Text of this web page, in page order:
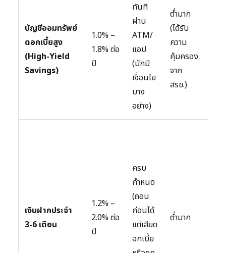
บัญชีออมทรัพย์
ดอกเบี้ยสูง
(High-Yield
Savings)
1.0% –
1.8% ต่อ
ปี
ทันที
ผ่าน
ATM/
แอป
(มักมี
เงื่อนไข
บาง
อย่าง)
ต่ำมาก
(ได้รับ
ความ
คุ้มครอง
จาก
สรข.)
เงินฝากประจำ
3-6 เดือน
1.2% –
2.0% ต่อ
ปี
ครบ
กำหนด
(ถอน
ก่อนได้
แต่เสียด
อกเบี้ย
ต่ำมาก